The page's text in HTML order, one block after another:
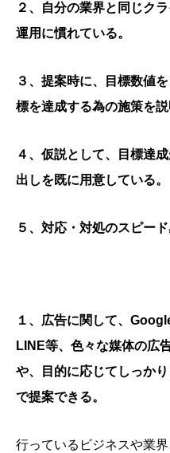
２、自分の業界と同じク
運用に慣れている。
３、提案時に、目標数値
標を達成する為の施策を説
４、仮説として、目標達
出しを既に用意している。
５、対応・対処のスピー
１、広告に関して、
LINE等、色々な媒体の広
や、目的に応じてしっか
で提案できる。
行っているビジネスや業